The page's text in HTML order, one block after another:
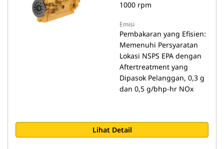
1000 rpm
Emisi
Pembakaran yang Efisien:
Memenuhi Persyaratan
Lokasi NSPS EPA dengan
Aftertreatment yang
Dipasok Pelanggan, 0,3 g
dan 0,5 g/bhp-hr NOx
Lihat Detail